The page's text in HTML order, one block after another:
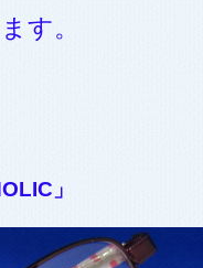
す。
」